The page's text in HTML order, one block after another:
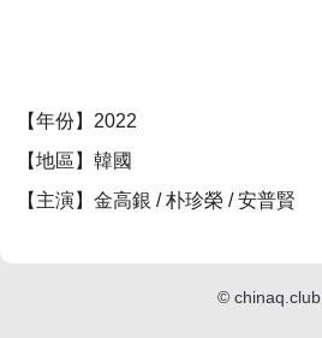
【年份】2022
【地區】韓國
【主演】金高銀 / 朴珍榮 / 安普賢
© chinaq.club